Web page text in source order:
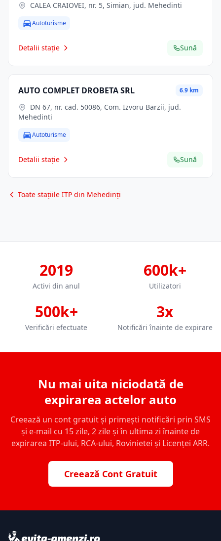
CALEA CRAIOVEI, nr. 5, Simian, jud. Mehedinti
Autoturisme
Detalii stație Sună
AUTO COMPLET DROBETA SRL 6.9 km
Mehedinti
Autoturisme
Detalii stație Sună
Toate stațiile ITP din Mehedinți
2019
Activi din anul
600k+
Utilizatori
500k+
Verificări efectuate
3x
Notificări înainte de expirare
Nu mai uita niciodată de
expirarea actelor auto
Creează un cont gratuit și primești notificări prin SMS
și e-mail cu 15 zile, 2 zile și în ultima zi înainte de
expirarea ITP-ului, RCA-ului, Rovinietei și Licenței ARR.
Creează Cont Gratuit